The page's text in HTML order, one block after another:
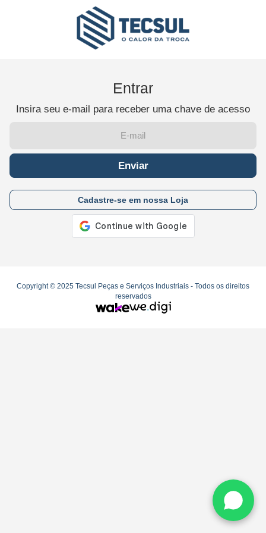
Entrar
Insira seu e-mail para receber uma chave de acesso
Enviar
Cadastre-se em nossa Loja
Copyright © 2025 Tecsul Peças e Serviços Industriais - Todos os direitos
reservados